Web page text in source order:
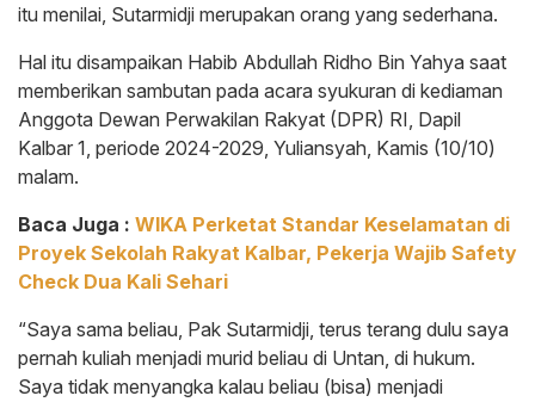
itu menilai, Sutarmidji merupakan orang yang sederhana.
Hal itu disampaikan Habib Abdullah Ridho Bin Yahya saat
memberikan sambutan pada acara syukuran di kediaman
Anggota Dewan Perwakilan Rakyat (DPR) RI, Dapil
Kalbar 1, periode 2024-2029, Yuliansyah, Kamis (10/10)
malam.
Baca Juga : WIKA Perketat Standar Keselamatan di
Proyek Sekolah Rakyat Kalbar, Pekerja Wajib Safety
Check Dua Kali Sehari
“Saya sama beliau, Pak Sutarmidji, terus terang dulu saya
pernah kuliah menjadi murid beliau di Untan, di hukum.
Saya tidak menyangka kalau beliau (bisa) menjadi